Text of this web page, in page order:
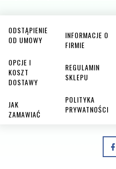
ODSTĄPIENIE
OD UMOWY
OPCJE I
KOSZT
DOSTAWY
JAK
ZAMAWIAĆ
INFORMACJE O
FIRMIE
REGULAMIN
SKLEPU
POLITYKA
PRYWATNOŚCI